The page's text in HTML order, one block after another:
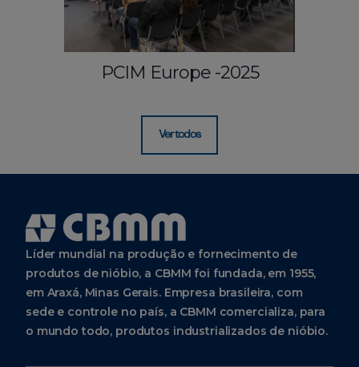
PCIM Europe -2025
Ver todos
Líder mundial na produção e fornecimento de
produtos de nióbio, a CBMM foi fundada, em 1955,
em Araxá, Minas Gerais. Empresa brasileira, com
sede e controle no país, a CBMM comercializa, para
o mundo todo, produtos industrializados de nióbio.